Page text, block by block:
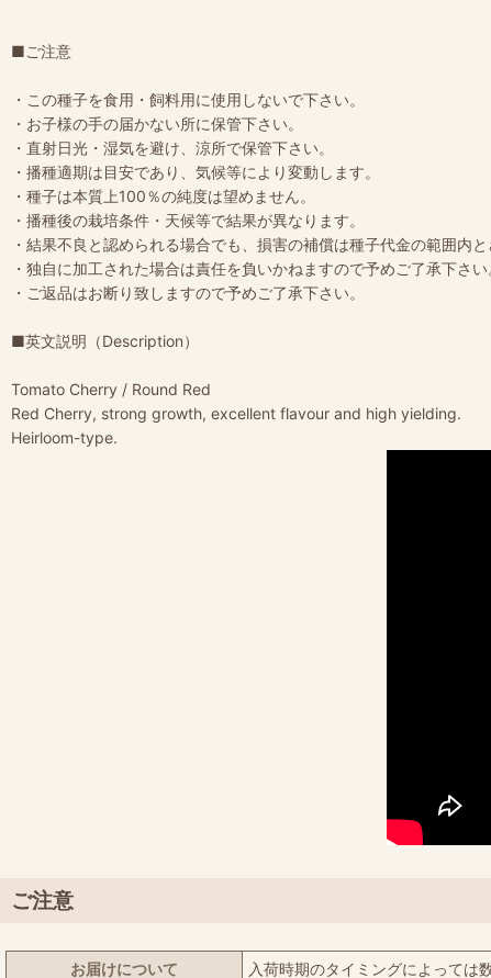
■ご注意
・この種子を食用・飼料用に使用しないで下さい。
・お子様の手の届かない所に保管下さい。
・直射日光・湿気を避け、涼所で保管下さい。
・播種適期は目安であり、気候等により変動します。
・種子は本質上100％の純度は望めません。
・播種後の栽培条件・天候等で結果が異なります。
・結果不良と認められる場合でも、損害の補償は種子代金の範囲内と
・独自に加工された場合は責任を負いかねますので予めご了承下さい
・ご返品はお断り致しますので予めご了承下さい。
■英文説明（Description）
Tomato Cherry / Round Red
Red Cherry, strong growth, excellent flavour and high yielding.
Heirloom-type.
ご注意
お届けについて
入荷時期のタイミングによっては